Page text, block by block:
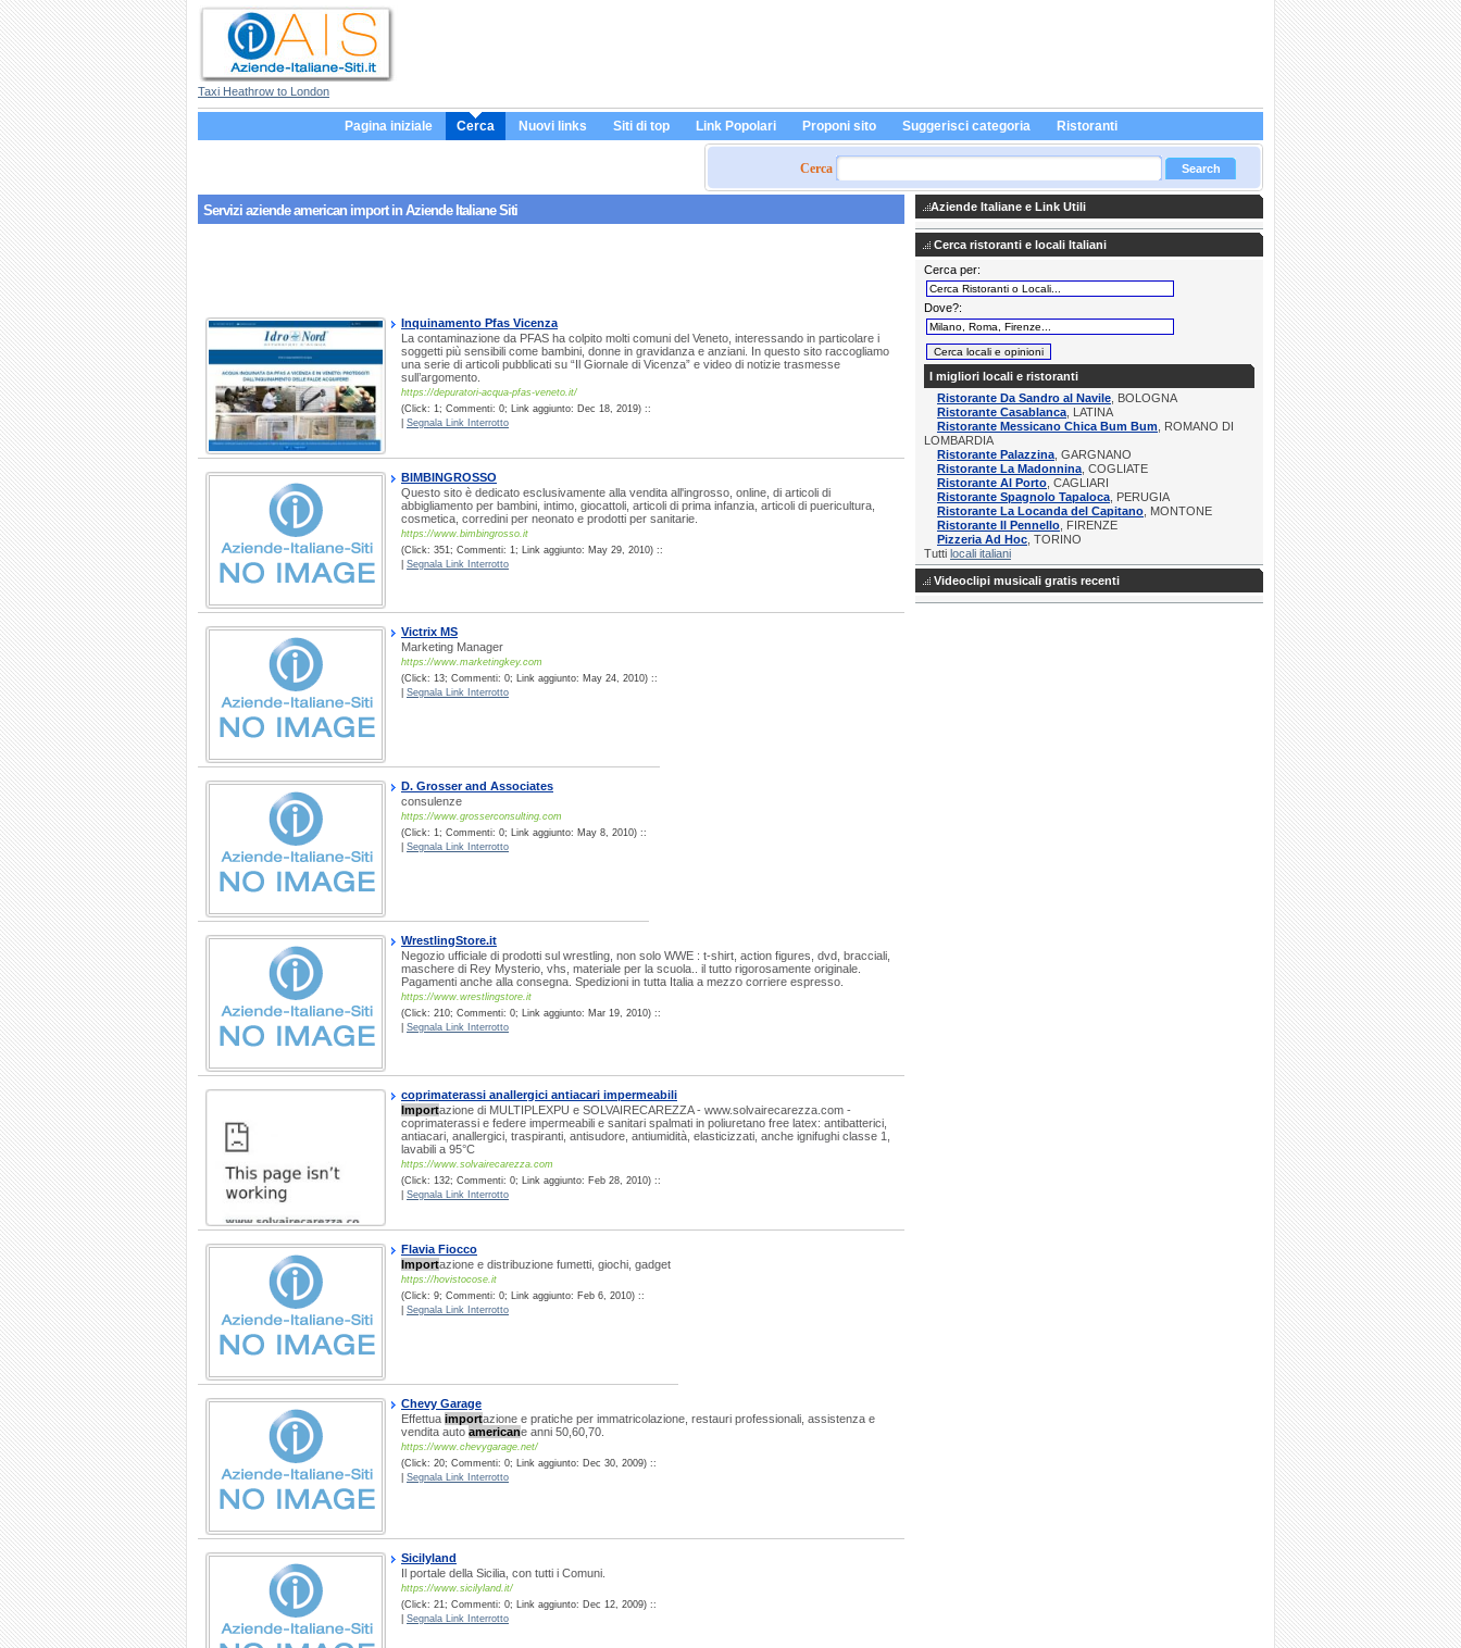
Taxi Heathrow to London
Pagina iniziale Cerca Nuovi links Siti di top Link Popolari Proponi sito Suggerisci categoria Ristoranti
Cerca
Servizi aziendeamerican importin Aziende Italiane Siti
Inquinamento Pfas Vicenza
La contaminazione da PFAS ha colpito molti comuni del Veneto, interessando in particolare i
soggetti più sensibili come bambini, donne in gravidanza e anziani. In questo sito raccogliamo
una serie di articoli pubblicati su “Il Giornale di Vicenza” e video di notizie trasmesse
sull’argomento.
https://depuratori-acqua-pfas-veneto.it/
(Click: 1; Commenti: 0; Link aggiunto: Dec 18, 2019) ::
Segnala Link Interrotto
BIMBINGROSSO
Questo sito è dedicato esclusivamente alla vendita all'ingrosso, online, di articoli di
abbigliamento per bambini, intimo, giocattoli, articoli di prima infanzia, articoli di puericultura,
cosmetica, corredini per neonato e prodotti per sanitarie.
https://www.bimbingrosso.it
(Click: 351; Commenti: 1; Link aggiunto: May 29, 2010) ::
Segnala Link Interrotto
Victrix MS
Marketing Manager
https://www.marketingkey.com
(Click: 13; Commenti: 0; Link aggiunto: May 24, 2010) ::
Segnala Link Interrotto
D. Grosser and Associates
consulenze
https://www.grosserconsulting.com
(Click: 1; Commenti: 0; Link aggiunto: May 8, 2010) ::
Segnala Link Interrotto
WrestlingStore.it
Negozio ufficiale di prodotti sul wrestling, non solo WWE : t-shirt, action figures, dvd, bracciali,
maschere di Rey Mysterio, vhs, materiale per la scuola.. il tutto rigorosamente originale.
Pagamenti anche alla consegna. Spedizioni in tutta Italia a mezzo corriere espresso.
https://www.wrestlingstore.it
(Click: 210; Commenti: 0; Link aggiunto: Mar 19, 2010) ::
Segnala Link Interrotto
coprimaterassi anallergici antiacari impermeabili
Importazione di MULTIPLEXPU e SOLVAIRECAREZZA - www.solvairecarezza.com -
coprimaterassi e federe impermeabili e sanitari spalmati in poliuretano free latex: antibatterici,
antiacari, anallergici, traspiranti, antisudore, antiumidità, elasticizzati, anche ignifughi classe 1,
lavabili a 95°C
https://www.solvairecarezza.com
(Click: 132; Commenti: 0; Link aggiunto: Feb 28, 2010) ::
Segnala Link Interrotto
Flavia Fiocco
Importazione e distribuzione fumetti, giochi, gadget
https://hovistocose.it
(Click: 9; Commenti: 0; Link aggiunto: Feb 6, 2010) ::
Segnala Link Interrotto
Chevy Garage
Effettua importazione e pratiche per immatricolazione, restauri professionali, assistenza e
vendita auto americane anni 50,60,70.
https://www.chevygarage.net/
(Click: 20; Commenti: 0; Link aggiunto: Dec 30, 2009) ::
Segnala Link Interrotto
Sicilyland
Il portale della Sicilia, con tutti i Comuni.
https://www.sicilyland.it/
(Click: 21; Commenti: 0; Link aggiunto: Dec 12, 2009) ::
Segnala Link Interrotto
Aziende Italiane e Link Utili
Cerca ristoranti e locali Italiani
Cerca per:
Dove?:
I migliori locali e ristoranti
Ristorante Da Sandro al Navile , BOLOGNA
Ristorante Casablanca , LATINA
Ristorante Messicano Chica Bum Bum , ROMANO DI
LOMBARDIA
Ristorante Palazzina , GARGNANO
Ristorante La Madonnina , COGLIATE
Ristorante Al Porto , CAGLIARI
Ristorante Spagnolo Tapaloca , PERUGIA
Ristorante La Locanda del Capitano , MONTONE
Ristorante Il Pennello , FIRENZE
Pizzeria Ad Hoc , TORINO
Tutti locali italiani
Videoclipi musicali gratis recenti